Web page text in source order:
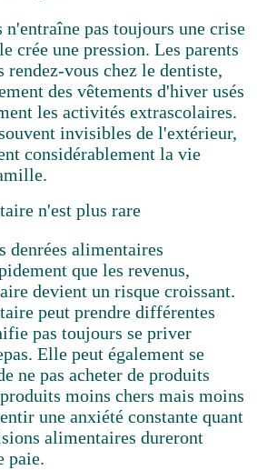
n'entraîne pas toujours une crise
crée une pression. Les parents
rendez-vous chez le dentiste,
des vêtements d'hiver usés
les activités extrascolaires.
invisibles de l'extérieur,
considérablement la vie
n'est plus rare
denrées alimentaires
que les revenus,
devient un risque croissant.
peut prendre différentes
pas toujours se priver
Elle peut également se
ne pas acheter de produits
moins chers mais moins
une anxiété constante quant
alimentaires dureront
paie.